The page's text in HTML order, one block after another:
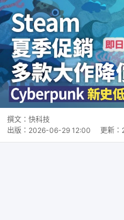
撰文： 快科技
出版： 2026-06-29 12:00 更新：